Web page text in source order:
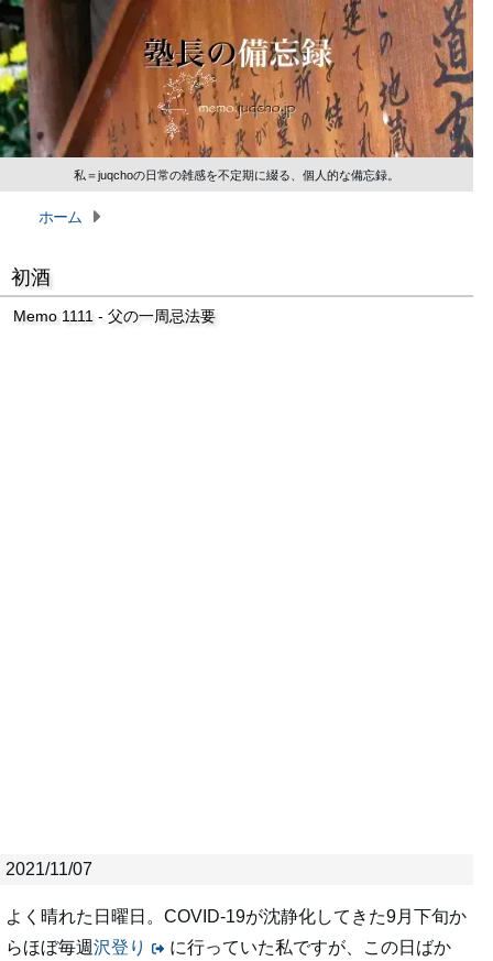
私＝juqchoの日常の雑感を不定期に綴る、個人的な備忘録。
ホーム
初酒
Memo 1111 - 父の一周忌法要
2021/11/07
よく晴れた日曜日。COVID-19が沈静化してきた9月下旬か
らほぼ毎週沢登り
に行っていた私ですが、この日ばか